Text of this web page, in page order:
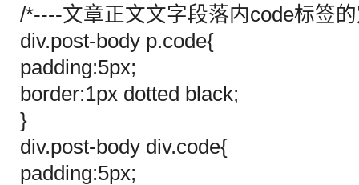
/*----文章正文文字段落内code标签
div.post-body p.code{
padding:5px;
border:1px dotted black;
}
div.post-body div.code{
padding:5px;